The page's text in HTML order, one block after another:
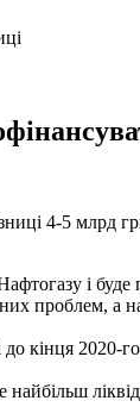
4-5 млрд
і
проблем, а
кінця 2020-го